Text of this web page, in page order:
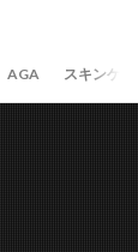
AGA スキンケア